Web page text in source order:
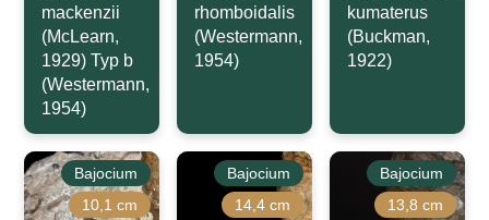
mackenzii
(McLearn,
1929) Typ b
(Westermann,
1954)
rhomboidalis
(Westermann,
1954)
kumaterus
(Buckman,
1922)
Bajocium
10,1 cm
Bajocium
14,4 cm
Bajocium
13,8 cm